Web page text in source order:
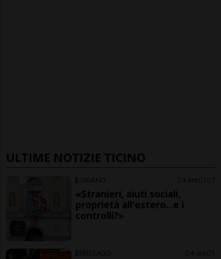
ULTIME NOTIZIE TICINO
LUGANO 4 ore 1 7
«Stranieri, aiuti sociali,
proprietà all'estero...e i
controlli?»
BRISSAGO 4 ore 1